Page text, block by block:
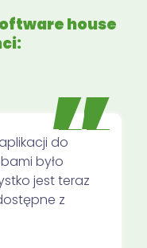
house
do
było
jest teraz
z